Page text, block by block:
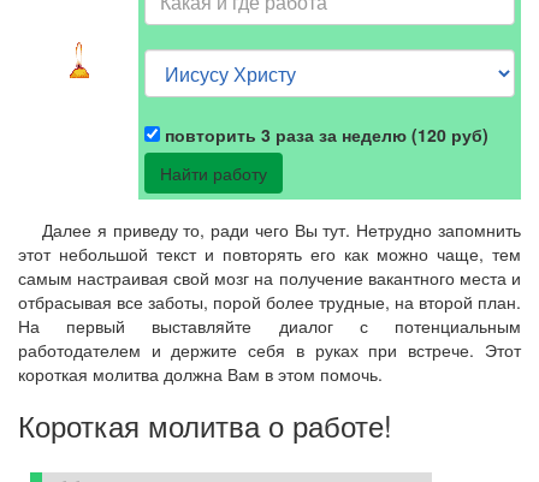
повторить 3 раза за неделю (120 руб)
Далее я приведу то, ради чего Вы тут. Нетрудно запомнить
этот небольшой текст и повторять его как можно чаще, тем
самым настраивая свой мозг на получение вакантного места и
отбрасывая все заботы, порой более трудные, на второй план.
На первый выставляйте диалог с потенциальным
работодателем и держите себя в руках при встрече. Этот
короткая молитва должна Вам в этом помочь.
Короткая молитва о работе!